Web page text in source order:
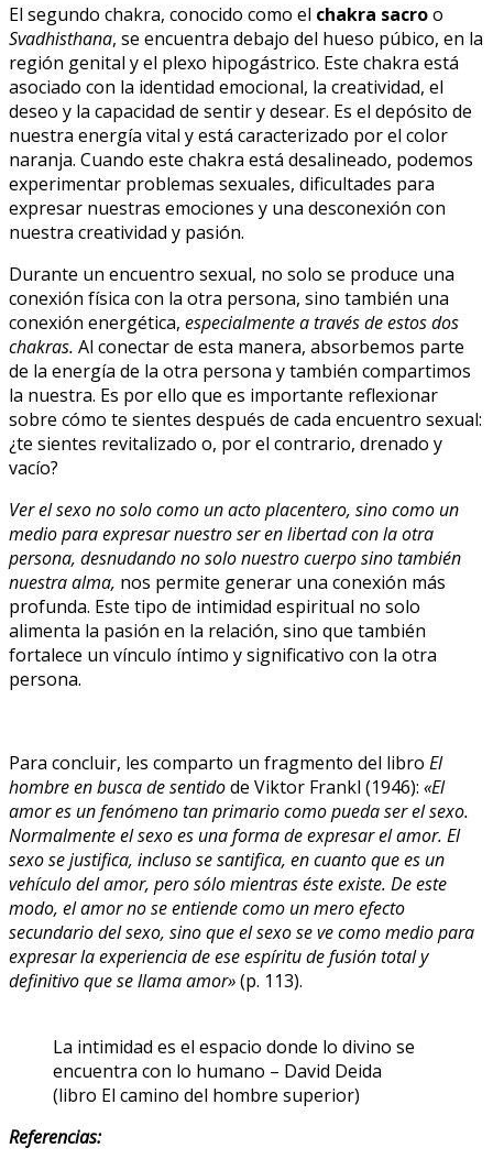
El segundo chakra, conocido como el chakra sacroo
Svadhisthana, se encuentra debajo del hueso púbico, en la
región genital y el plexo hipogástrico. Este chakra está
asociado con la identidad emocional, la creatividad, el
deseo y la capacidad de sentir y desear. Es el depósito de
nuestra energía vital y está caracterizado por el color
naranja. Cuando este chakra está desalineado, podemos
experimentar problemas sexuales, dificultades para
expresar nuestras emociones y una desconexión con
nuestra creatividad y pasión.
Durante un encuentro sexual, no solo se produce una
conexión física con la otra persona, sino también una
conexión energética, especialmente a través de estos dos
chakras. Al conectar de esta manera, absorbemos parte
de la energía de la otra persona y también compartimos
la nuestra. Es por ello que es importante reflexionar
sobre cómo te sientes después de cada encuentro sexual:
¿te sientes revitalizado o, por el contrario, drenado y
vacío?
Ver el sexo no solo como un acto placentero, sino como un
medio para expresar nuestro ser en libertad con la otra
persona, desnudando no solo nuestro cuerpo sino también
nuestra alma, nos permite generar una conexión más
profunda. Este tipo de intimidad espiritual no solo
alimenta la pasión en la relación, sino que también
fortalece un vínculo íntimo y significativo con la otra
persona.
Para concluir, les comparto un fragmento del libro El
hombre en busca de sentidode Viktor Frankl (1946): «El
amor es un fenómeno tan primario como pueda ser el sexo.
Normalmente el sexo es una forma de expresar el amor. El
sexo se justifica, incluso se santifica, en cuanto que es un
vehículo del amor, pero sólo mientras éste existe. De este
modo, el amor no se entiende como un mero efecto
secundario del sexo, sino que el sexo se ve como medio para
expresar la experiencia de ese espíritu de fusión total y
definitivo que se llama amor»(p. 113).
La intimidad es el espacio donde lo divino se
encuentra con lo humano – David Deida
(libro El camino del hombre superior)
Referencias: